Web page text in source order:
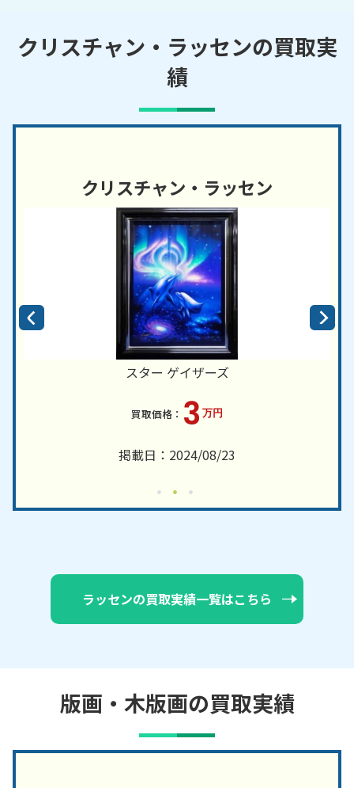
クリスチャン・ラッセンの買取実
績
クリスチャン・ラッセン
スター ゲイザーズ
3 万円
掲載日：2024/08/23
ラッセンの買取実績一覧はこちら
版画・木版画の買取実績